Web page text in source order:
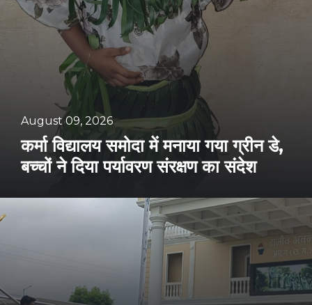
August 09, 2026
कर्मा विद्यालय समोदा में मनाया गया ग्रीन डे,
बच्चों ने दिया पर्यावरण संरक्षण का संदेश